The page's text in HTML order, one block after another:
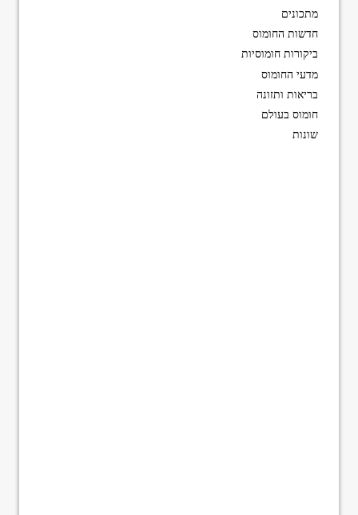
מתכונים
חדשות החומוס
ביקורות חומוסיות
מדעי החומוס
בריאות ותזונה
חומוס בעולם
שונות